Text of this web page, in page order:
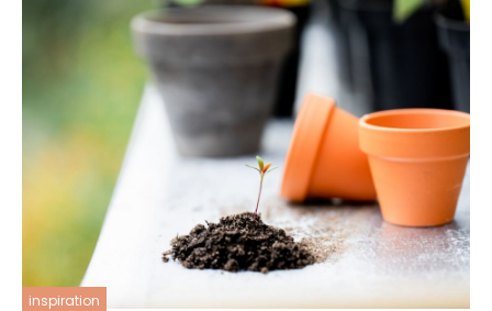
inspiration